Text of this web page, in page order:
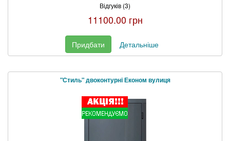
Відгуків (3)
11100.00 грн
Придбати Детальніше
"Стиль" двоконтурні Економ вулиця